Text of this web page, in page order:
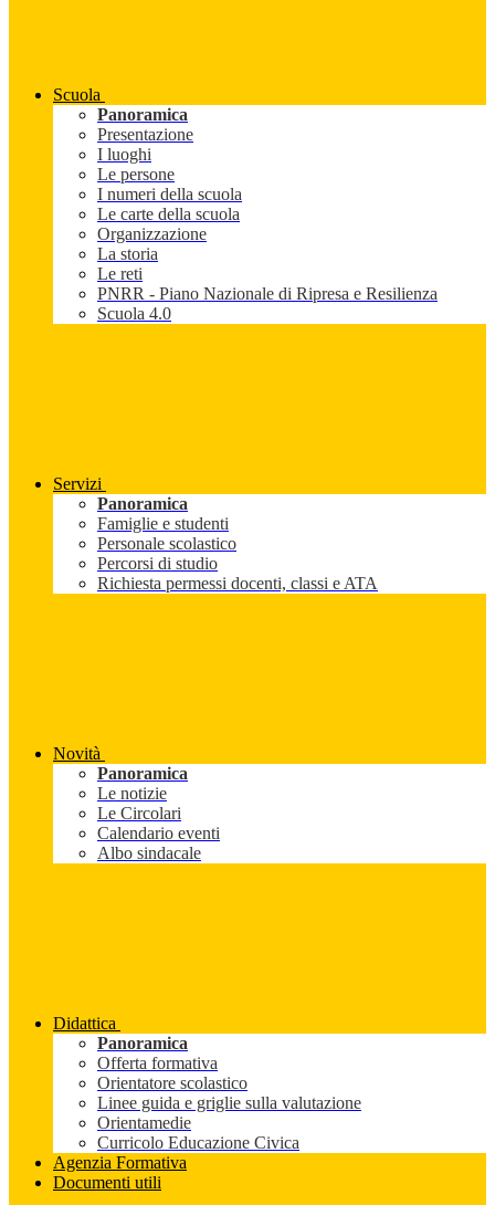
Scuola
Panoramica
Presentazione
I luoghi
Le persone
I numeri della scuola
Le carte della scuola
Organizzazione
La storia
Le reti
PNRR - Piano Nazionale di Ripresa e Resilienza
Scuola 4.0
Servizi
Panoramica
Famiglie e studenti
Personale scolastico
Percorsi di studio
Richiesta permessi docenti, classi e ATA
Novità
Panoramica
Le notizie
Le Circolari
Calendario eventi
Albo sindacale
Didattica
Panoramica
Offerta formativa
Orientatore scolastico
Linee guida e griglie sulla valutazione
Orientamedie
Curricolo Educazione Civica
Agenzia Formativa
Documenti utili